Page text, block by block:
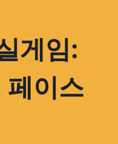
게임:
페이스